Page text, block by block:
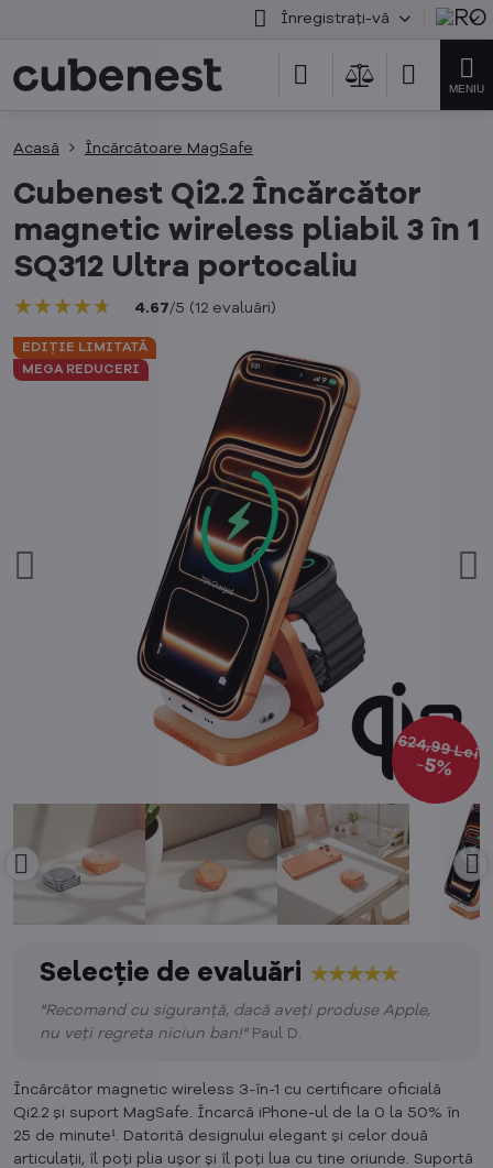
Înregistrați-vă
EDIȚIE LIMITATĂ
MEGA REDUCERI
624,99 Lei
5%
Acasă Încărcătoare MagSafe
Cubenest Qi2.2 Încărcător
magnetic wireless pliabil 3 în 1
SQ312 Ultra portocaliu
★★★★★
★★★★★
★★★★★ 4.67/5 (12 evaluări)
Selecție de evaluări
"Recomand cu siguranță, dacă aveți produse Apple,
nu veți regreta niciun ban!"Paul D.
Încărcător magnetic wireless 3-în-1 cu certificare oficială
Qi2.2 și suport MagSafe. Încarcă iPhone-ul de la 0 la 50% în
25 de minute¹. Datorită designului elegant și celor două
articulații, îl poți plia ușor și îl poți lua cu tine oriunde. Suportă